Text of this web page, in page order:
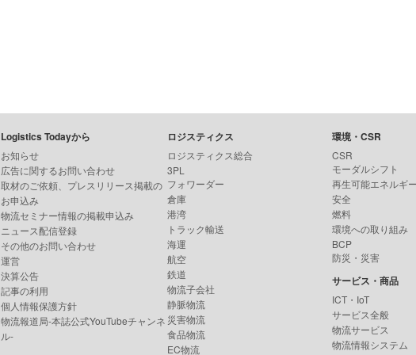
Logistics Todayから
お知らせ
広告に関するお問い合わせ
取材のご依頼、プレスリリース掲載の
お申込み
物流セミナー情報の掲載申込み
ニュース配信登録
その他のお問い合わせ
運営
決算公告
記事の利用
個人情報保護方針
物流報道局-本誌公式YouTubeチャンネ
ル-
ロジスティクス
ロジスティクス総合
3PL
フォワーダー
倉庫
港湾
トラック輸送
海運
航空
鉄道
物流子会社
静脈物流
災害物流
食品物流
EC物流
環境・CSR
CSR
モーダルシフト
再生可能エネルギー
安全
燃料
環境への取り組み
BCP
防災・災害
サービス・商品
ICT・IoT
サービス全般
物流サービス
物流情報システム